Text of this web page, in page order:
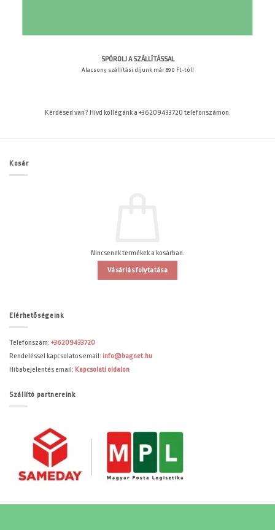
SPÓROLJ A SZÁLLÍTÁSSAL
Alacsony szállítási díjunk már 890 Ft-tól!
Kérdésed van? Hívd kollégánk a +36209433720 telefonszámon.
Kosár
Nincsenek termékek a kosárban.
Vásárlás folytatása
Elérhetőségeink
Telefonszám: +36209433720
Rendeléssel kapcsolatos email: info@bagnet.hu
Hibabejelentés email: Kapcsolati oldalon
Szállító partnereink